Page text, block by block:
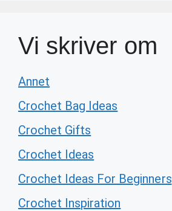
Vi skriver om
Annet
Crochet Bag Ideas
Crochet Gifts
Crochet Ideas
Crochet Ideas For Beginners
Crochet Inspiration